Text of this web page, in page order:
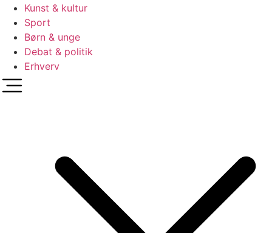
Kunst & kultur
Sport
Børn & unge
Debat & politik
Erhverv